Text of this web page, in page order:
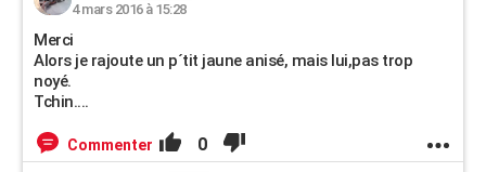
4 mars 2016 à 15:28
Merci
Alors je rajoute un p´tit jaune anisé, mais lui,pas trop
noyé.
Tchin....
Commenter 0